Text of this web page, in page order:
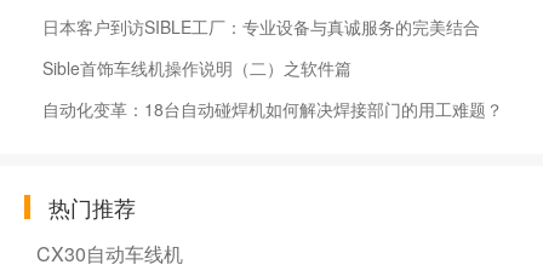
日本客户到访SIBLE工厂：专业设备与真诚服务的完美结合
Sible首饰车线机操作说明（二）之软件篇
自动化变革：18台自动碰焊机如何解决焊接部门的用工难题？
热门推荐
CX30自动车线机